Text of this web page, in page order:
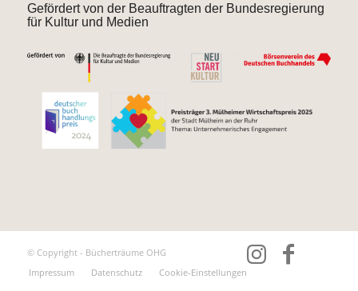
Gefördert von der Beauftragten der Bundesregierung
für Kultur und Medien
© Copyright - Bücherträume OHG
Impressum
Datenschutz Cookie-Einstellungen